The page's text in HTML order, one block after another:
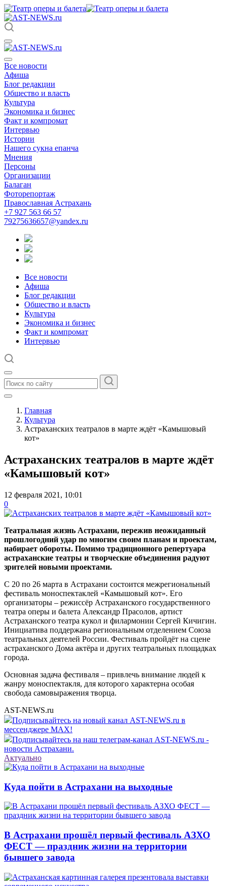
Все новости
Афиша
Блог редакции
Общество и власть
Культура
Экономика и бизнес
Факт и компромат
Интервью
Истории
Нашего сукна епанча
Мнения
Персоны
Организации
Балаган
Фоторепортаж
Православная Астрахань
+7 927 563 66 57
79275636657@yandex.ru
Все новости
Афиша
Блог редакции
Общество и власть
Культура
Экономика и бизнес
Факт и компромат
Интервью
Главная
Культура
Астраханских театралов в марте ждёт «Камышовый
кот»
Астраханских театралов в марте ждёт
«Камышовый кот»
12 февраля 2021, 10:01
0
Театральная жизнь Астрахани, пережив неожиданный
прошлогодний удар по многим своим планам и проектам,
набирает обороты. Помимо традиционного репертуара
астраханские театры и творческие объединения радуют
зрителей новыми проектами.
С 20 по 26 марта в Астрахани состоится межрегиональный
фестиваль моноспектаклей «Камышовый кот». Его
организаторы – режиссёр Астраханского государственного
театра оперы и балета Александр Прасолов, артист
Астраханского театра кукол и филармонии Сергей Кичигин.
Инициатива поддержана региональным отделением Союза
театральных деятелей России. Фестиваль пройдёт на сцене
астраханского Дома актёра и других театральных площадках
города.
Основная задача фестиваля – привлечь внимание людей к
жанру моноспектакля, для которого характерна особая
свобода самовыражения творца.
AST-NEWS.ru
Подписывайтесь на новый канал AST-NEWS.ru в
мессенджере MAX!
Подписывайтесь на наш телеграм-канал AST-NEWS.ru -
новости Астрахани.
Актуально
Куда пойти в Астрахани на выходные
В Астрахани прошёл первый фестиваль АЗХО
ФЕСТ — праздник жизни на территории
бывшего завода